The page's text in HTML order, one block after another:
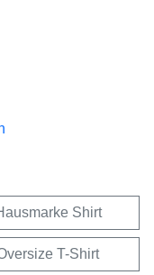
Shirt
T-Shirt